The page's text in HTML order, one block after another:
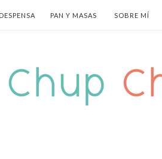
PAN Y MASAS SOBRE MÍ